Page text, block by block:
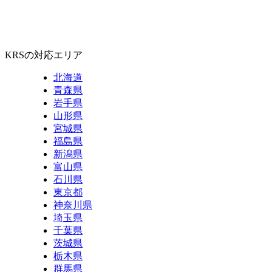
KRSの対応エリア
北海道
青森県
岩手県
山形県
宮城県
福島県
新潟県
富山県
石川県
東京都
神奈川県
埼玉県
千葉県
茨城県
栃木県
群馬県